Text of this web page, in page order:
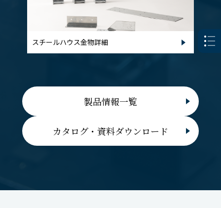
スチールハウス金物詳細
製品情報一覧
カタログ・資料ダウンロード